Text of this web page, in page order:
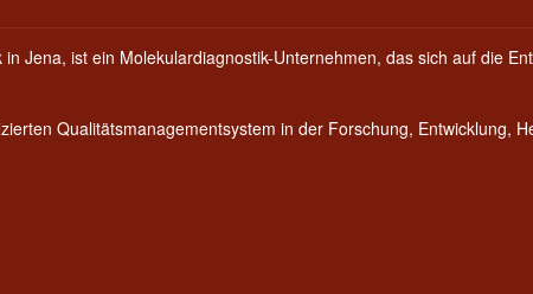
Jena, ist ein Molekulardiagnostik-Unternehmen, das sich auf die
Qualitätsmanagementsystem in der Forschung, Entwicklung,